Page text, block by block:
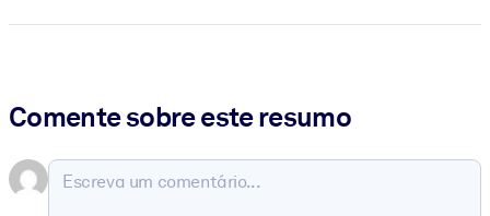
Comente sobre este resumo